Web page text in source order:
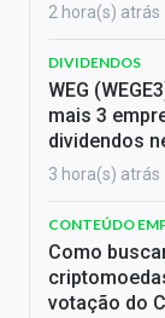
2 hora(s) atrás
DIVIDENDOS
WEG
mais 3
dividendos
3 hora(s) atrás
CONTEÚDO
Como
votação do